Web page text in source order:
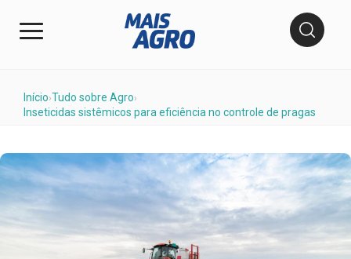
Início›Tudo sobre Agro›
Inseticidas sistêmicos para eficiência no controle de pragas